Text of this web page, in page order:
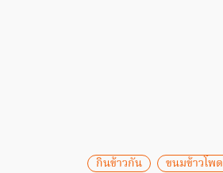
กินข้าวกัน ขนมข้าวโพด